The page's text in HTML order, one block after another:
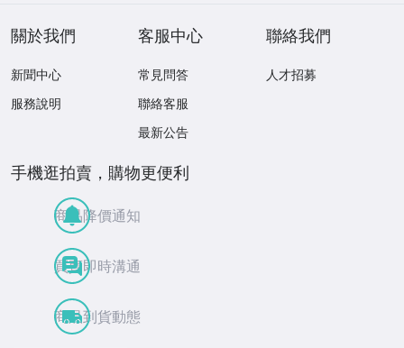
關於我們
新聞中心
服務說明
客服中心
常見問答
聯絡客服
最新公告
聯絡我們
人才招募
手機逛拍賣，購物更便利
商品降價通知
買賣即時溝通
商品到貨動態